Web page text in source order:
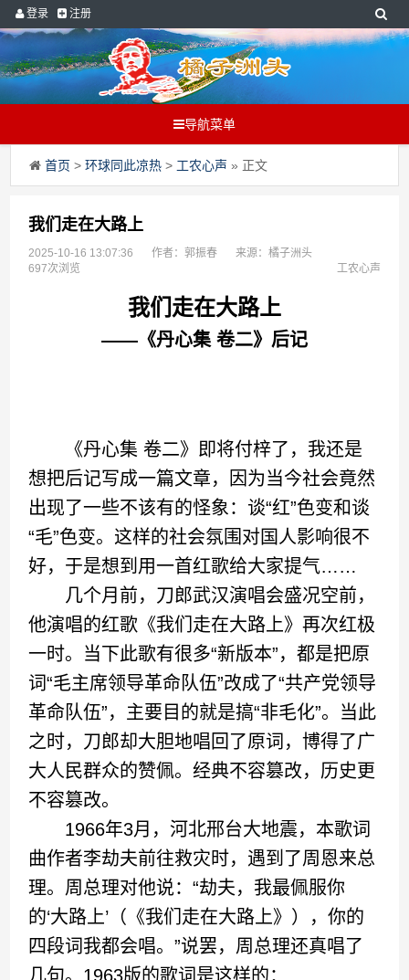
登录 注册
导航菜单
首页 >环球同此凉热 > 工农心声 » 正文
我们走在大路上
2025-10-16 13:07:36 作者：郭振春
来源：橘子洲头
697次浏览
工农心声
我们走在大路上
——《丹心集 卷二》后记
《丹心集 卷二》即将付梓了，我还是
想把后记写成一篇文章，因为当今社会竟然
出现了一些不该有的怪象：谈“红”色变和谈
“毛”色变。这样的社会氛围对国人影响很不
好，于是想到用一首红歌给大家提气……
几个月前，刀郎武汉演唱会盛况空前，
他演唱的红歌《我们走在大路上》再次红极
一时。当下此歌有很多“新版本”，都是把原
词“毛主席领导革命队伍”改成了“共产党领导
革命队伍”，主要目的就是搞“非毛化”。当此
之时，刀郎却大胆地唱回了原词，博得了广
大人民群众的赞佩。经典不容篡改，历史更
不容篡改。
1966年3月，河北邢台大地震，本歌词
曲作者李劫夫前往救灾时，遇到了周恩来总
理。周总理对他说：“劫夫，我最佩服你
的‘大路上’（《我们走在大路上》），你的
四段词我都会唱。”说罢，周总理还真唱了
几句。1963版的歌词是这样的：